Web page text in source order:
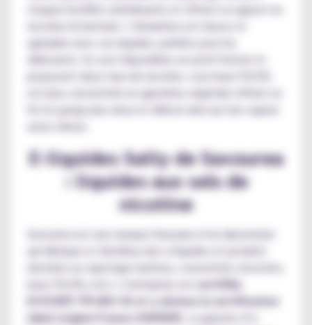
chaque bouffée satisfaisante et offrent un apport en
agréable avec ces liquides, parfaits pour les
débutants. Ils sont disponibles en petit format et
est plus concentrée en glycérine végétale offrant un
hit en gorge plus doux et délicat ainsi qu’une vapeur
E-liquides Salty de Savourea
: liquides aux sels de
nicotine
Savourea est une marque française d’un laboratoire
qui fabrique et distribue des e-liquides et produits
destinés au vapotage (arômes, concentrés, boosters,
certifiée
ECOCERT FR-BIO-01 et a obtenu la certification
label origine France d’AFNOR
. La gamme d’e-